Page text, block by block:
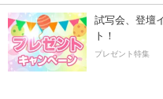
試写会、登壇
ト！
プレゼント特集